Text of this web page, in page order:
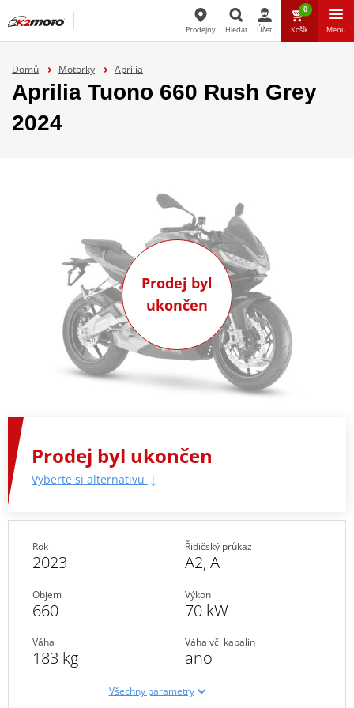
Prodejny Hledat Účet
0
Košík Menu
Domů Motorky Aprilia
Aprilia Tuono 660 Rush Grey
2024
Prodej byl
ukončen
Prodej byl ukončen
Vyberte si alternativu
Rok
2023
Řidičský průkaz
A2, A
Objem
660
Výkon
70 kW
Váha
183 kg
Váha vč. kapalin
ano
Všechny parametry